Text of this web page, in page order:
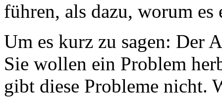
führen, als dazu, worum
Um es kurz zu sagen: Der
Sie wollen ein Problem
gibt diese Probleme nicht.